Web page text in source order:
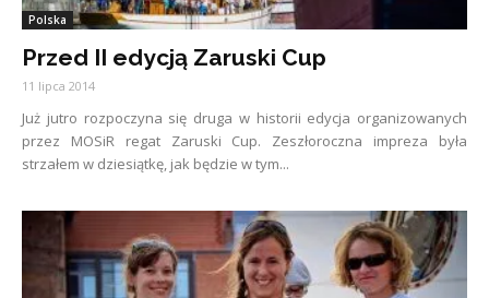
Polska
Przed II edycją Zaruski Cup
11 lipca 2014
Już jutro rozpoczyna się druga w historii edycja organizowanych
przez MOSiR regat Zaruski Cup. Zeszłoroczna impreza była
strzałem w dziesiątkę, jak będzie w tym...